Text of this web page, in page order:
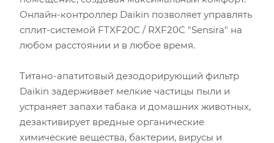
Онлайн-контроллер Daikin позволяет управлять
сплит-системой FTXF20C / RXF20C "Sensira" на
любом расстоянии и в любое время.
Титано-апатитовый дезодорирующий фильтр
Daikin задерживает мелкие частицы пыли и
устраняет запахи табака и домашних животных,
дезактивирует вредные органические
химические вещества, бактерии, вирусы и